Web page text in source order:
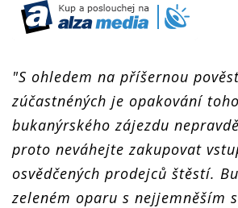
"S ohledem na příšernou
zúčastnéných je opakování
bukanýrského zájezdu
proto neváhejte zakupovat
osvědčených prodejců štěstí.
zeleném oparu s nejjemněším